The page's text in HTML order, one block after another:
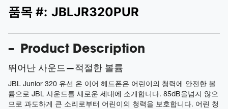
품목 #: JBLJR320PUR
Product Description
뛰어난 사운드—적절한 볼륨
JBL Junior 320 유선 온 이어 헤드폰은 어린이의 청력에 안전한 볼
륨으로 JBL 사운드를 새로운 세대에 소개합니다. 85dB을넘지 않으
므로 과도하게 큰 소리로부터 어린이의 청력을 보호합니다. 어린 청